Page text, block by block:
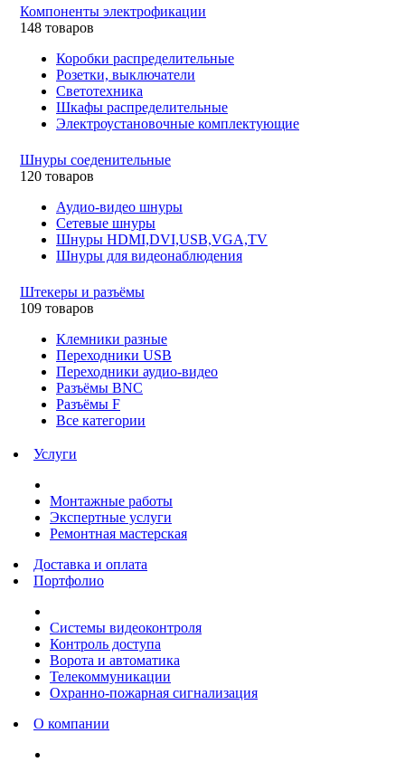
Компоненты электрофикации
148 товаров
Коробки распределительные
Розетки, выключатели
Светотехника
Шкафы распределительные
Электроустановочные комплектующие
Шнуры соеденительные
120 товаров
Аудио-видео шнуры
Сетевые шнуры
Шнуры HDMI,DVI,USB,VGA,TV
Шнуры для видеонаблюдения
Штекеры и разъёмы
109 товаров
Клемники разные
Переходники USB
Переходники аудио-видео
Разъёмы BNC
Разъёмы F
Все категории
Услуги
Монтажные работы
Экспертные услуги
Ремонтная мастерская
Доставка и оплата
Портфолио
Системы видеоконтроля
Контроль доступа
Ворота и автоматика
Телекоммуникации
Охранно-пожарная сигнализация
О компании